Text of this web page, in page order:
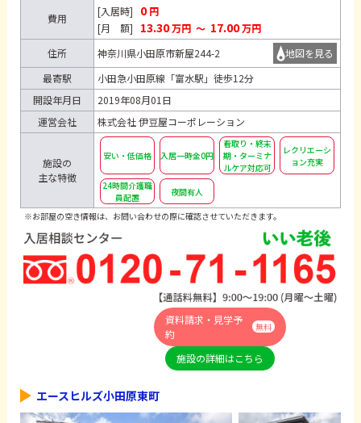
費用
[入居時] 0 円
[月 額]
13.30万円 ～ 17.00万円
住所
神奈川県小田原市新屋244-2
地図を見る
最寄駅
小田急小田原線「富水駅」徒歩12分
開設年月日
2019年08月01日
運営会社
株式会社 伊豆屋コーポレーション
施設の
主な特徴
安い・低価格 入居一時金0円
看取り・終末
期・ターミナ
ルケア対応可
レクリエーシ
ョン充実
24時間介護職
員配置
夜間有人
※お部屋の空き情報は、お問い合わせの際に確認させていただきます。
資料請求・見学予
約
無料
施設の詳細はこちら
エースヒルズ小田原東町